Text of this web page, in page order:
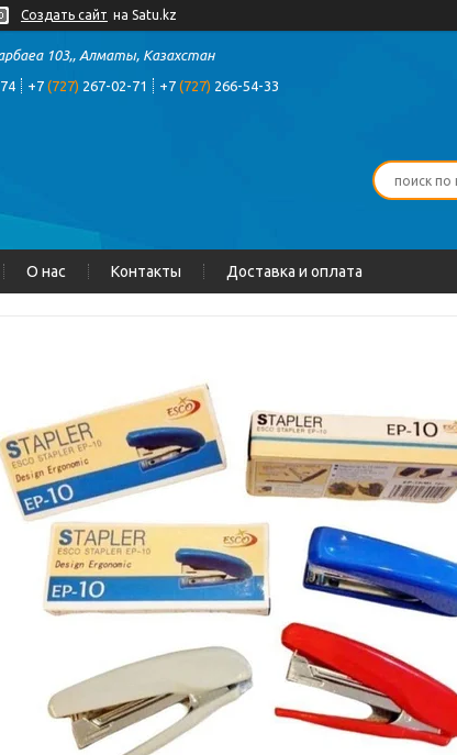
Создать сайт на Satu.kz
103,, Алматы, Казахстан
+7 (727) 267-02-71 +7 (727) 266-54-33
О нас Контакты Доставка и оплата